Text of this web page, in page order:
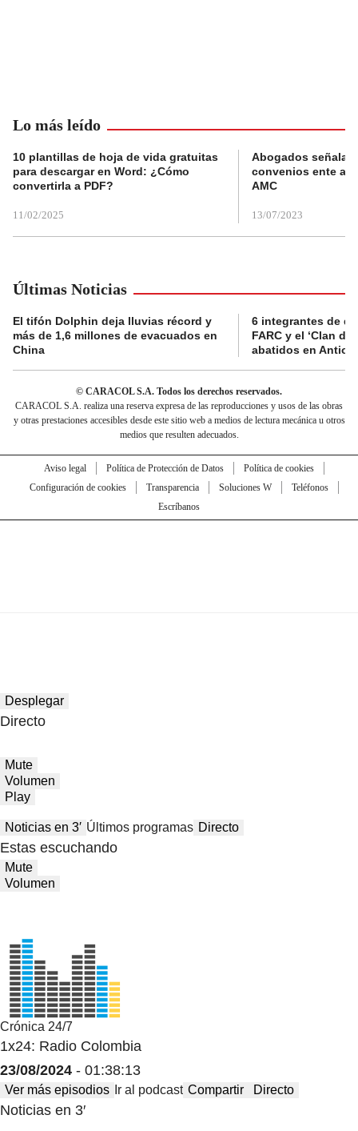
Lo más leído
10 plantillas de hoja de vida gratuitas
para descargar en Word: ¿Cómo
convertirla a PDF?
11/02/2025
Abogados
convenios ente
AMC
13/07/2023
Últimas Noticias
El tifón Dolphin deja lluvias récord y
más de 1,6 millones de evacuados en
China
6 integrantes de
FARC y el ‘Clan
abatidos en
© CARACOL S.A. Todos los derechos reservados.
CARACOL S.A. realiza una reserva expresa de las reproducciones y usos de las obras
y otras prestaciones accesibles desde este sitio web a medios de lectura mecánica u otros
medios que resulten adecuados.
Aviso legal Política de Protección de Datos
Política de cookies
Configuración de cookies
Transparencia Soluciones W
Teléfonos
Escríbanos
Desplegar
Directo
Mute
Volumen
Play
Noticias en 3′ Últimos programas Directo
Estas escuchando
Mute
Volumen
Crónica 24/7
1x24: Radio Colombia
23/08/2024 - 01:38:13
Ver más episodios Ir al podcast Compartir Directo
Noticias en 3′